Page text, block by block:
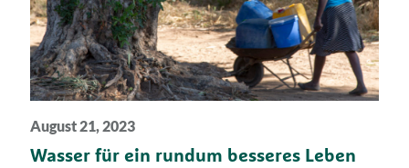
August 21, 2023
Wasser für ein rundum besseres Leben